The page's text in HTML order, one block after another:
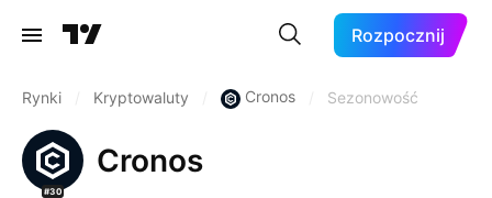
Rozpocznij
Rynki Kryptowaluty Cronos Sezonowość
#30
Cronos